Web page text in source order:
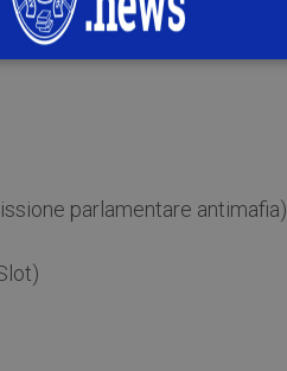
successivi:
parlamentare antimafia)